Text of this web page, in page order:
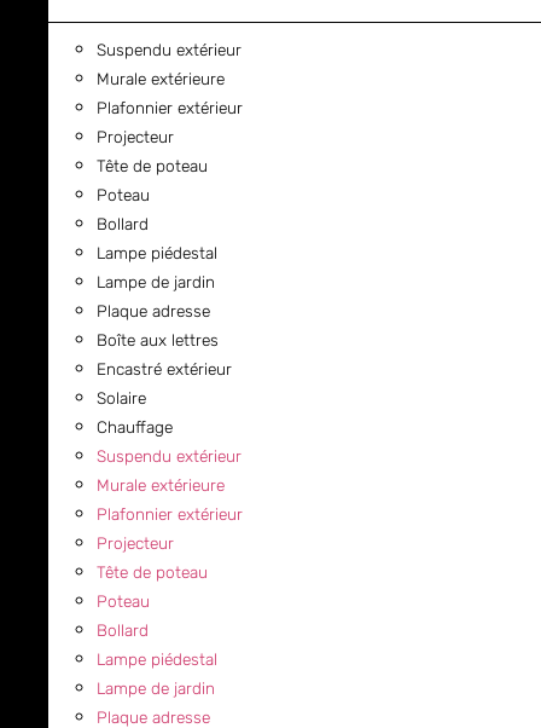
Suspendu extérieur
Murale extérieure
Plafonnier extérieur
Projecteur
Tête de poteau
Poteau
Bollard
Lampe piédestal
Lampe de jardin
Plaque adresse
Boîte aux lettres
Encastré extérieur
Solaire
Chauffage
Suspendu extérieur
Murale extérieure
Plafonnier extérieur
Projecteur
Tête de poteau
Poteau
Bollard
Lampe piédestal
Lampe de jardin
Plaque adresse